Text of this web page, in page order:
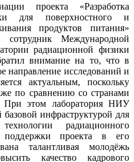
проекта «Разработка
для поверхностного и
продуктов питания»
Международной
радиационной физики
внимание на то, что в
направление исследований и
актуальным, поскольку
по сравнению со странами
этом лаборатория НИУ
инфраструктурой для
радиационного
поддержки проекта в его
талантливая молодёжь
качество кадрового